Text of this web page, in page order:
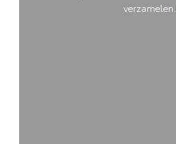
verzamelen.